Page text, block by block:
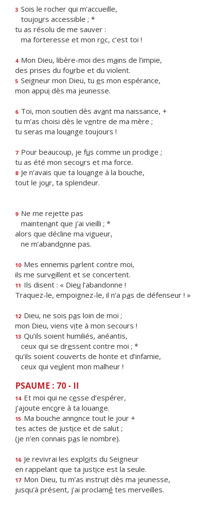
3 Sois le rocher qui m’accueille,
toujours accessible ; *
tu as résolu de me sauver :
ma forteresse et mon roc, c’est toi !
4 Mon Dieu, libère-moi des mains de l’impie,
des prises du fourbe et du violent.
5 Seigneur mon Dieu, tu es mon espérance,
mon appui dès ma jeunesse.
6 Toi, mon soutien dès avant ma naissance, +
tu m’as choisi dès le ventre de ma mère ;
tu seras ma louange toujours !
7 Pour beaucoup, je fus comme un prodige ;
tu as été mon secours et ma force.
8 Je n’avais que ta louange à la bouche,
tout le jour, ta splendeur.
9 Ne me rejette pas
maintenant que j’ai vieilli ; *
alors que décline ma vigueur,
ne m’abandonne pas.
10 Mes ennemis parlent contre moi,
ils me surveillent et se concertent.
11 Ils disent : « Dieu l’abandonne !
Traquez-le, empoignez-le, il n’a pas de défenseur ! »
12 Dieu, ne sois pas loin de moi ;
mon Dieu, viens vite à mon secours !
13 Qu’ils soient humiliés, anéantis,
ceux qui se dressent contre moi ; *
qu’ils soient couverts de honte et d’infamie,
ceux qui veulent mon malheur !
PSAUME : 70 - II
14 Et moi qui ne cesse d’espérer,
j’ajoute encore à ta louange.
15 Ma bouche annonce tout le jour +
tes actes de justice et de salut ;
(je n’en connais pas le nombre).
16 Je revivrai les exploits du Seigneur
en rappelant que ta justice est la seule.
17 Mon Dieu, tu m’as instruit dès ma jeunesse,
jusqu’à présent, j’ai proclamé tes merveilles.